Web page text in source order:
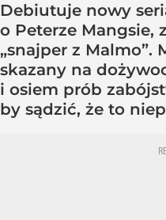
Debiutuje nowy
o Peterze Mangsie,
„snajper z Malmo”.
skazany na
i osiem prób
by sądzić, że to